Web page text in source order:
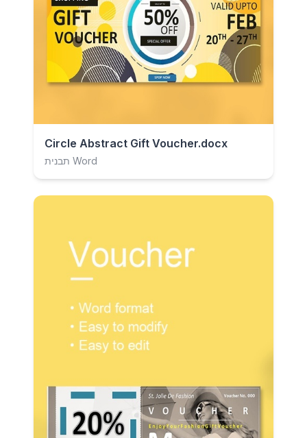
Circle Abstract Gift Voucher.docx
תבנית Word